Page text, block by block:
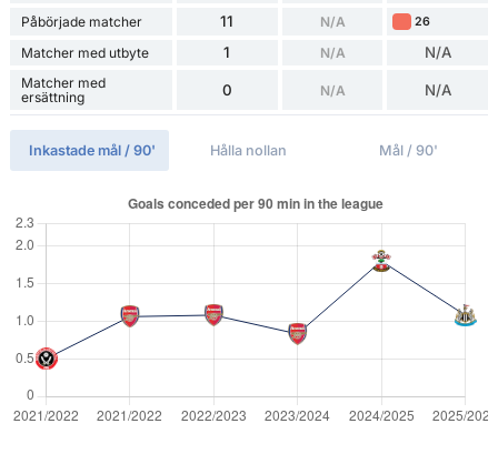
Påbörjade matcher 11 N/A 26
Matcher med utbyte 1 N/A N/A
Matcher med
ersättning
0 N/A N/A
Inkastade mål / 90' Hålla nollan Mål / 90'